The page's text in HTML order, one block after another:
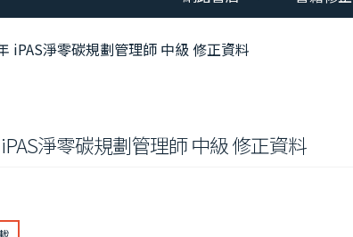
iPAS淨零碳規劃管理師 中級 修正資料
淨零碳規劃管理師 中級 修正資料